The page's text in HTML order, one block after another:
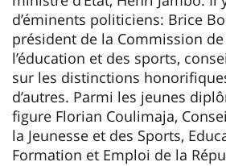
d’éminents politiciens: Brice
président de la Commission
l’éducation et des sports,
sur les distinctions
d’autres. Parmi les jeunes
figure Florian Coulimaja,
la Jeunesse et des Sports,
Formation et Emploi de la